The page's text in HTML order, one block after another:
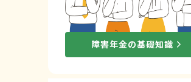
お電話でのお問い合わせ
089-907-3797
障害年金の基礎知識